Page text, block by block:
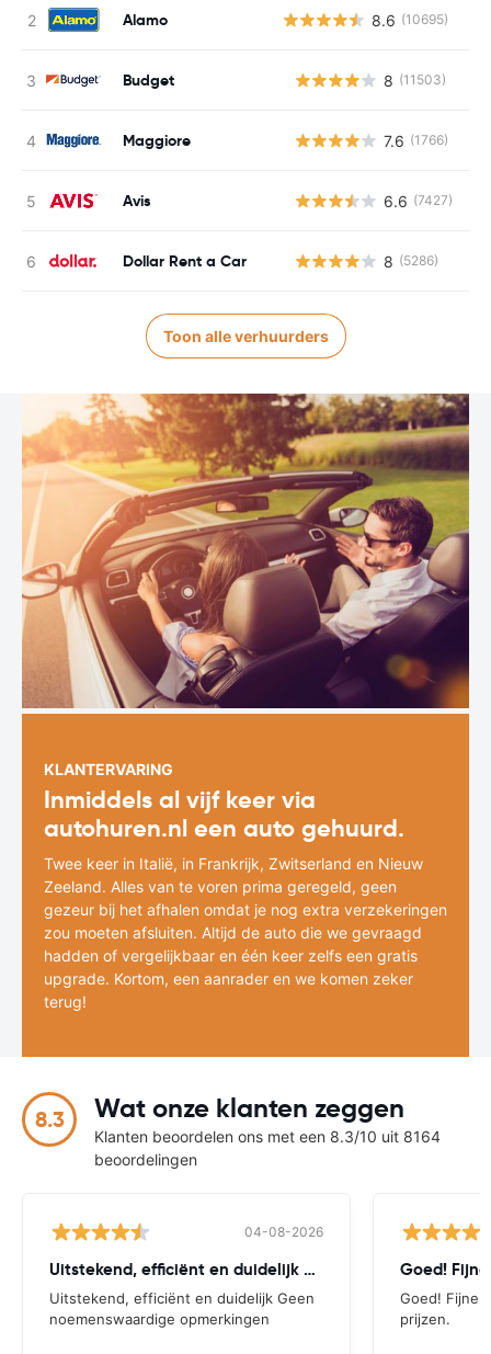
Alamo 8.6 (10695)
Budget 8 (11503)
Maggiore 7.6 (1766)
Avis 6.6 (7427)
Dollar Rent a Car 8 (5286)
Toon alle verhuurders
KLANTERVARING
Inmiddels al vijf keer via
autohuren.nl een auto gehuurd.
Twee keer in Italië, in Frankrijk, Zwitserland en Nieuw
Zeeland. Alles van te voren prima geregeld, geen
gezeur bij het afhalen omdat je nog extra verzekeringen
zou moeten afsluiten. Altijd de auto die we gevraagd
hadden of vergelijkbaar en één keer zelfs een gratis
upgrade. Kortom, een aanrader en we komen zeker
terug!
8.3 Wat onze klanten zeggen
Klanten beoordelen ons met een 8.3/10 uit 8164
beoordelingen
04-08-2026
Uitstekend, efficiënt en duidelijk Geen
Uitstekend, efficiënt en duidelijk Geen
noemenswaardige opmerkingen
Goed!
Goed! Fijne
prijzen.